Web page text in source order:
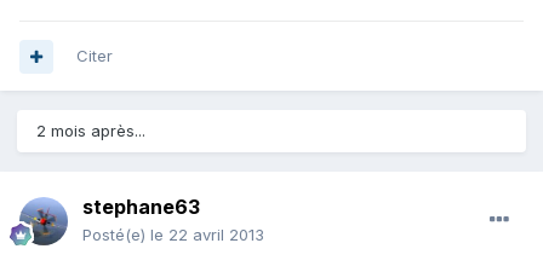
Citer
2 mois après...
stephane63
Posté(e) le 22 avril 2013